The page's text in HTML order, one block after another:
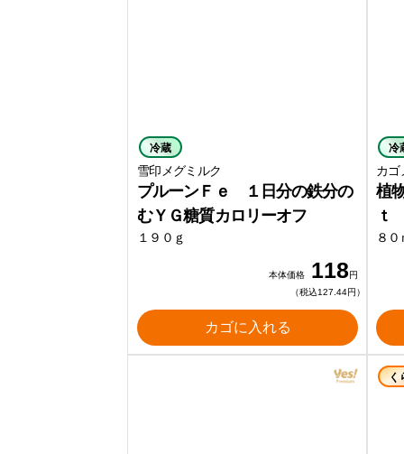
冷蔵
雪印メグミルク
プルーンＦｅ １日分の鉄分の
むＹＧ糖質カロリーオフ
１９０ｇ
本体価格 118円
（税込127.44円）
カゴに入れる
冷
カゴ
植
ｔ
８
く